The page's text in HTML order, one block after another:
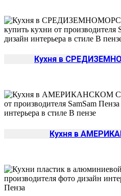
Кухня в
Кухня в